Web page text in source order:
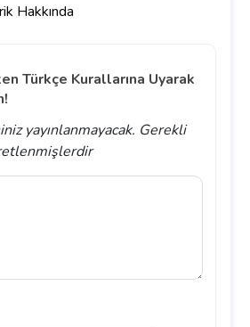
Hakkında
Türkçe Kurallarına Uyarak
yayınlanmayacak. Gerekli